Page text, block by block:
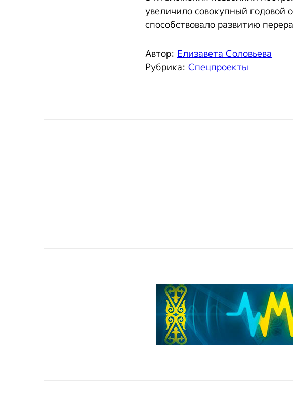
увеличило совокупный годовой
способствовало развитию
Автор: Елизавета Соловьева
Рубрика: Спецпроекты